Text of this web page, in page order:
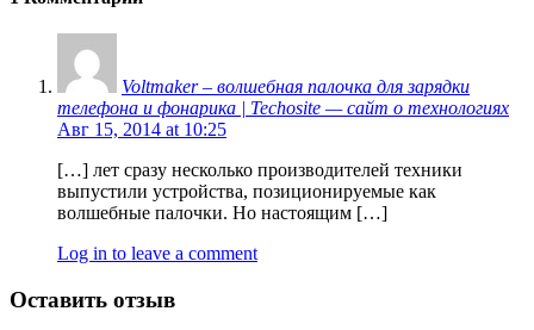
Voltmaker – волшебная палочка для зарядки
телефона и фонарика | Techosite — сайт о технологиях
Авг 15, 2014 at 10:25
[…] лет сразу несколько производителей техники
выпустили устройства, позиционируемые как
волшебные палочки. Но настоящим […]
Log in to leave a comment
Оставить отзыв